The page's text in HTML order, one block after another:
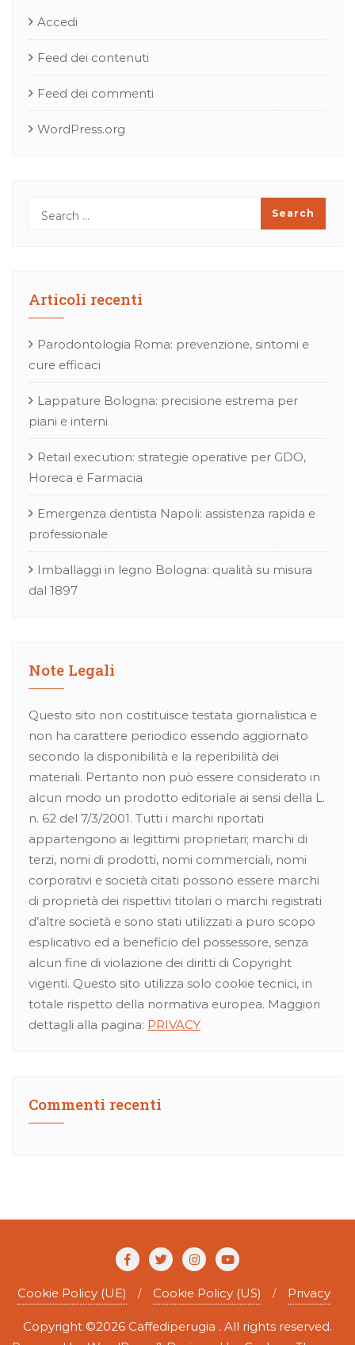
Accedi
Feed dei contenuti
Feed dei commenti
WordPress.org
Articoli recenti
Parodontologia Roma: prevenzione, sintomi e
cure efficaci
Lappature Bologna: precisione estrema per
piani e interni
Retail execution: strategie operative per GDO,
Horeca e Farmacia
Emergenza dentista Napoli: assistenza rapida e
professionale
Imballaggi in legno Bologna: qualità su misura
dal 1897
Note Legali
Questo sito non costituisce testata giornalistica e
non ha carattere periodico essendo aggiornato
secondo la disponibilità e la reperibilità dei
materiali. Pertanto non può essere considerato in
alcun modo un prodotto editoriale ai sensi della L.
n. 62 del 7/3/2001. Tutti i marchi riportati
appartengono ai legittimi proprietari; marchi di
terzi, nomi di prodotti, nomi commerciali, nomi
corporativi e società citati possono essere marchi
di proprietà dei rispettivi titolari o marchi registrati
d’altre società e sono stati utilizzati a puro scopo
esplicativo ed a beneficio del possessore, senza
alcun fine di violazione dei diritti di Copyright
vigenti. Questo sito utilizza solo cookie tecnici, in
totale rispetto della normativa europea. Maggiori
dettagli alla pagina: PRIVACY
Commenti recenti
Cookie Policy (UE) Cookie Policy (US) Privacy
Copyright ©2026 Caffediperugia . All rights reserved.